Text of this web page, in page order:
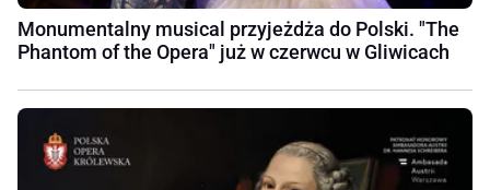
Monumentalny musical przyjeżdża do Polski. "The
Phantom of the Opera" już w czerwcu w Gliwicach